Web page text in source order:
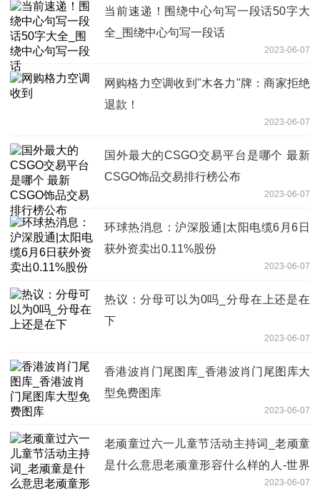
当前速递！围绕中心句写一段话50字大
全_围绕中心句写一段话
2023-06-07
网购格力空调收到"木各力"牌：商家拒绝
退款！
2023-06-07
国外最大的CSGO交易平台是哪个 最新
CSGO饰品交易排行榜公布
2023-06-07
环球热消息：沪深股通|太阳电缆6月6日
获外资卖出0.11%股份
2023-06-07
热议：分母可以为0吗_分母在上还是在
下
2023-06-07
香港波肖门尾图库_香港波肖门尾图库大
型免费图库
2023-06-07
老顽童过六一儿童节活动主持词_老顽童
是什么意思老顽童形容什么样的人-世界
2023-06-07